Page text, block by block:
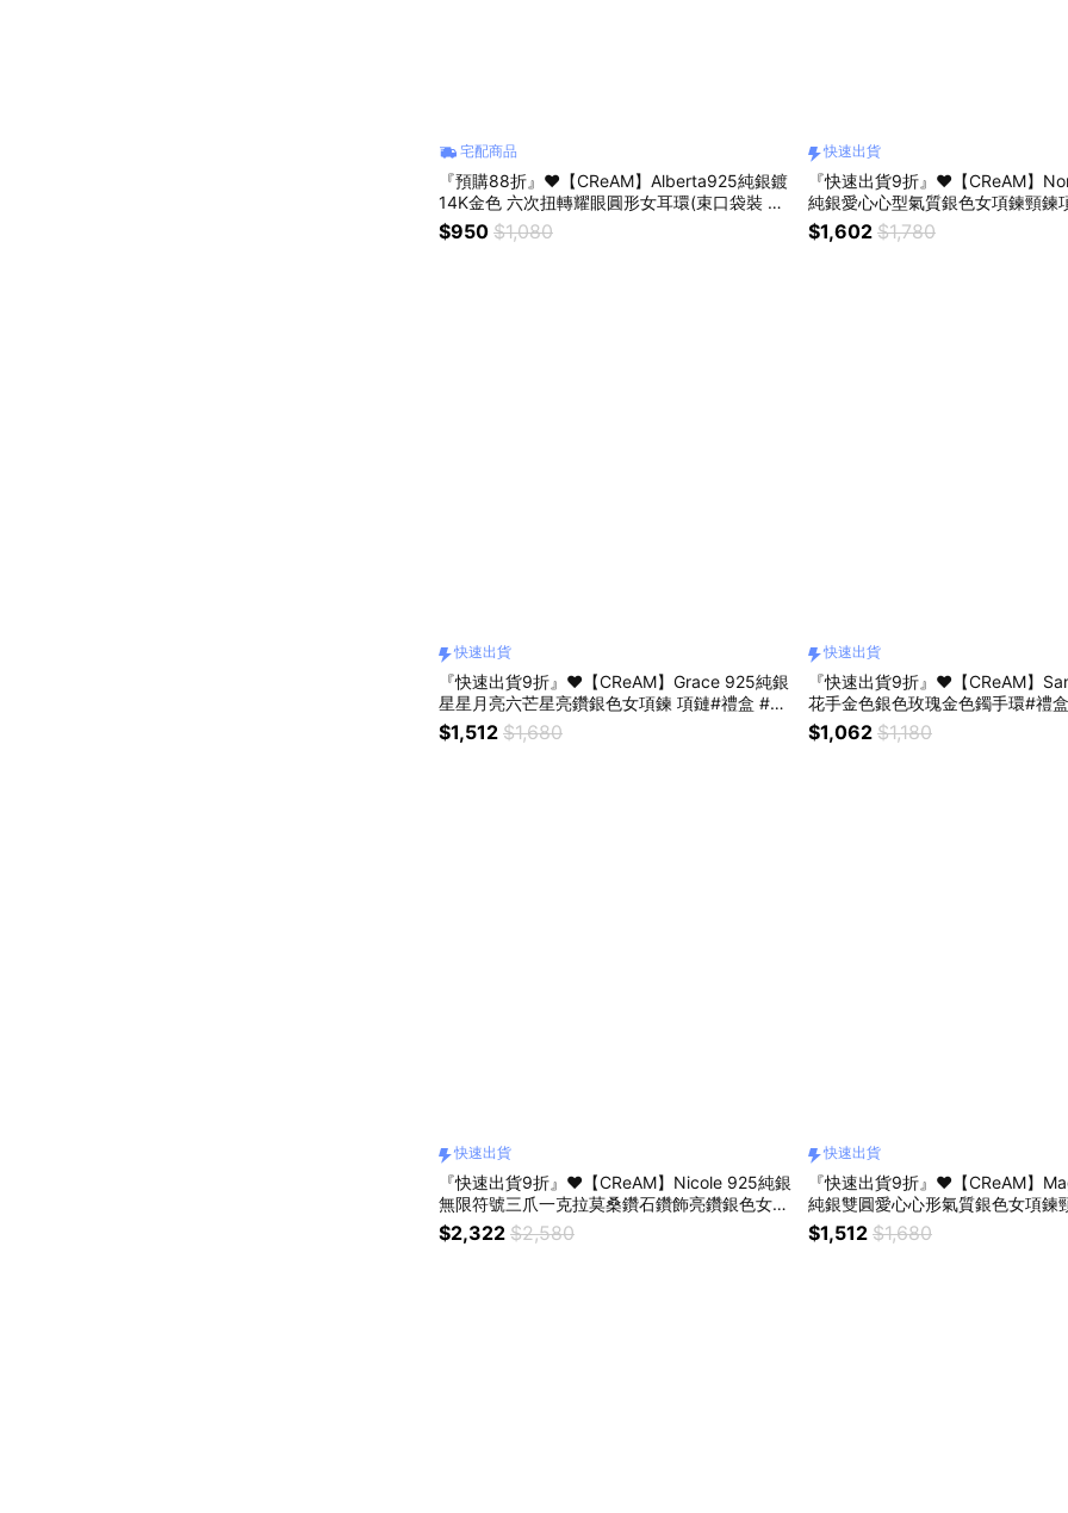
宅配商品
『預購88折』❤️【CReAM】Alberta925純銀鍍
14K金色 六次扭轉耀眼圓形女耳環(束口袋裝 送
禮 禮物) #禮物 #浪漫送禮 #生日禮物
$950 $1,080
快速出貨
『快速出貨9折』❤️【CReAM】
純銀愛心心型氣質銀色女項鍊頸鍊項鏈 #
浪漫送禮 #生日禮盒 #情人禮物 #生
$1,602 $1,780
快速出貨
『快速出貨9折』❤️【CReAM】Grace 925純銀
星星月亮六芒星亮鑽銀色女項鍊 項鏈#禮盒 #浪
漫送禮 #生日禮盒 #情人禮物 #生日禮物
$1,512 $1,680
快速出貨
『快速出貨9折』❤️【CReAM】
花手金色銀色玫瑰金色鐲手環#禮
#生日禮盒 #情人禮物 #生日禮物
$1,062 $1,180
快速出貨
『快速出貨9折』❤️【CReAM】Nicole 925純銀
無限符號三爪一克拉莫桑鑽石鑽飾亮鑽銀色女項
鍊 項鏈#禮盒 #浪漫送禮 #生日禮盒 #情人禮物
#生日禮物
$2,322 $2,580
快速出貨
『快速出貨9折』❤️【CReAM】
純銀雙圓愛心心形氣質銀色女項鍊
盒 #浪漫送禮 #生日禮盒 #情人禮
$1,512 $1,680